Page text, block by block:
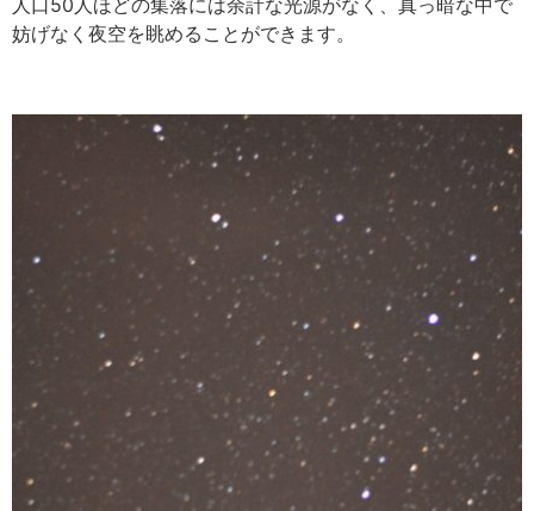
妨げなく夜空を眺めることができます。